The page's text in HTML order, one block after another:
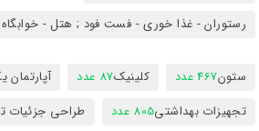
رستوران - غذا خوری - فست فود ; هتل - خوابگاه
ستون467 عدد کلینیک87 عدد
تجهیزات بهداشتی805 عدد طراحی جزئیات